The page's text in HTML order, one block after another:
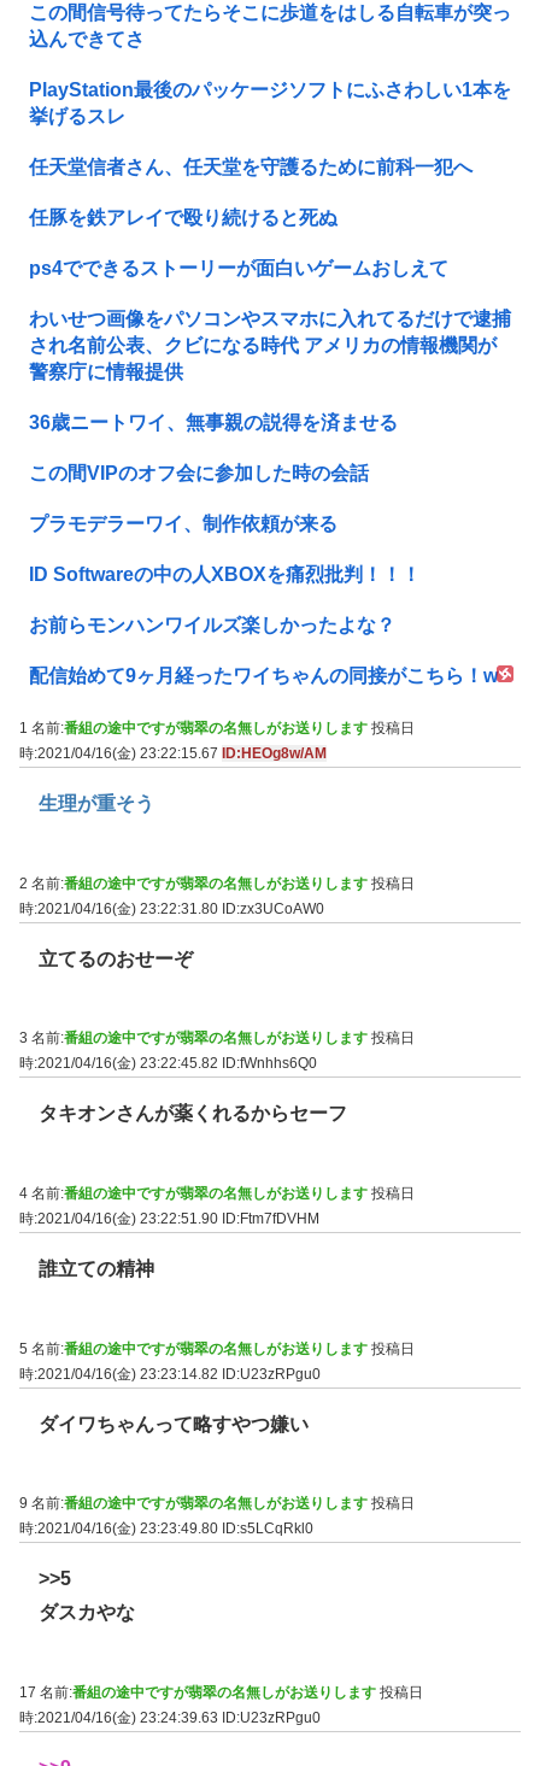
この間信号待ってたらそこに歩道をはしる自転車が突っ
込んできてさ
PlayStation最後のパッケージソフトにふさわしい1本を
挙げるスレ
任天堂信者さん、任天堂を守護るために前科一犯へ
任豚を鉄アレイで殴り続けると死ぬ
ps4でできるストーリーが面白いゲームおしえて
わいせつ画像をパソコンやスマホに入れてるだけで逮捕
され名前公表、クビになる時代 アメリカの情報機関が
警察庁に情報提供
36歳ニートワイ、無事親の説得を済ませる
この間VIPのオフ会に参加した時の会話
プラモデラーワイ、制作依頼が来る
ID Softwareの中の人XBOXを痛烈批判！！！
お前らモンハンワイルズ楽しかったよな？
配信始めて9ヶ月経ったワイちゃんの同接がこちら！w
1 名前:番組の途中ですが翡翠の名無しがお送りします 投稿日
時:2021/04/16(金) 23:22:15.67
ID:HEOg8w/AM
生理が重そう
2 名前:番組の途中ですが翡翠の名無しがお送りします 投稿日
時:2021/04/16(金) 23:22:31.80 ID:zx3UCoAW0
立てるのおせーぞ
3 名前:番組の途中ですが翡翠の名無しがお送りします 投稿日
時:2021/04/16(金) 23:22:45.82
ID:fWnhhs6Q0
タキオンさんが薬くれるからセーフ
4 名前:番組の途中ですが翡翠の名無しがお送りします 投稿日
時:2021/04/16(金) 23:22:51.90 ID:Ftm7fDVHM
誰立ての精神
5 名前:番組の途中ですが翡翠の名無しがお送りします 投稿日
時:2021/04/16(金) 23:23:14.82 ID:U23zRPgu0
ダイワちゃんって略すやつ嫌い
9 名前:番組の途中ですが翡翠の名無しがお送りします 投稿日
時:2021/04/16(金) 23:23:49.80 ID:s5LCqRkl0
>>5
ダスカやな
17 名前:番組の途中ですが翡翠の名無しがお送りします 投稿日
時:2021/04/16(金) 23:24:39.63 ID:U23zRPgu0